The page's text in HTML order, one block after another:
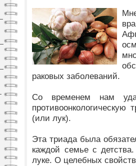
раковых заболеваний.
Со временем нам
(или лук).
Эта триада была
каждой семье с
луке. О целебных